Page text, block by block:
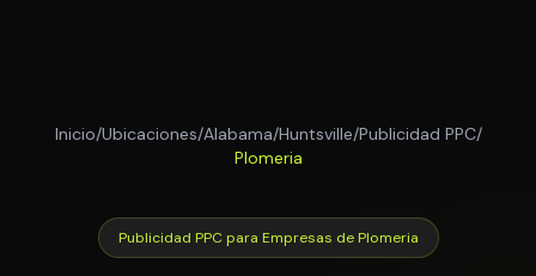
Inicio/Ubicaciones/Alabama/Huntsville/Publicidad PPC/
Plomeria
Publicidad PPC para Empresas de Plomeria